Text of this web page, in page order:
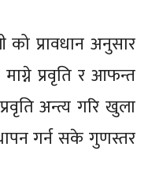
को प्रावधान अनुसार
प्रवृति र आफन्त
अन्त्य गरि खुला
गर्न सके गुणस्तर